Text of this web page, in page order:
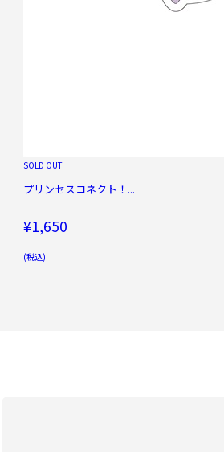
SOLD OUT
プリンセスコネクト！...
¥1,650
(税込)